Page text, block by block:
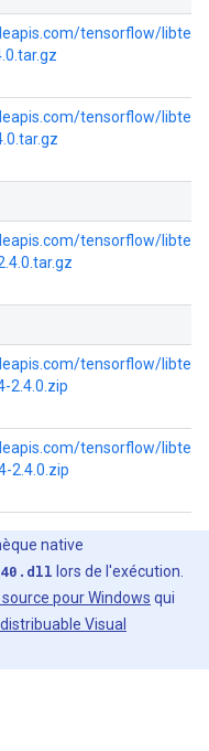
tensorflow/
tensorflow/
tensorflow/
tensorflow/
2.4.0.zip
tensorflow/
2.4.0.zip
native
lors de l'exécution.
pour Windows qui
Visual